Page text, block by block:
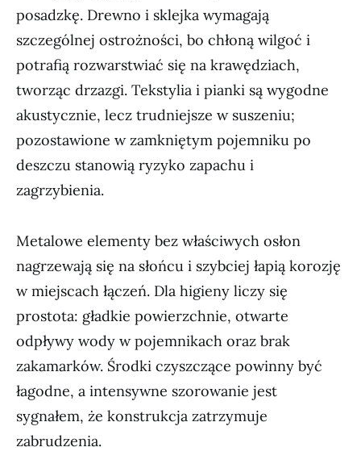
posadzkę. Drewno i sklejka wymagają
szczególnej ostrożności, bo chłoną wilgoć i
potrafią rozwarstwiać się na krawędziach,
tworząc drzazgi. Tekstylia i pianki są wygodne
akustycznie, lecz trudniejsze w suszeniu;
pozostawione w zamkniętym pojemniku po
deszczu stanowią ryzyko zapachu i
zagrzybienia.
Metalowe elementy bez właściwych osłon
nagrzewają się na słońcu i szybciej łapią korozję
w miejscach łączeń. Dla higieny liczy się
prostota: gładkie powierzchnie, otwarte
odpływy wody w pojemnikach oraz brak
zakamarków. Środki czyszczące powinny być
łagodne, a intensywne szorowanie jest
sygnałem, że konstrukcja zatrzymuje
zabrudzenia.